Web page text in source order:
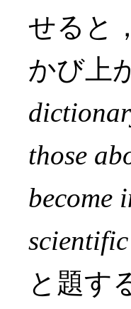
せると
かび上
those
become
と題す